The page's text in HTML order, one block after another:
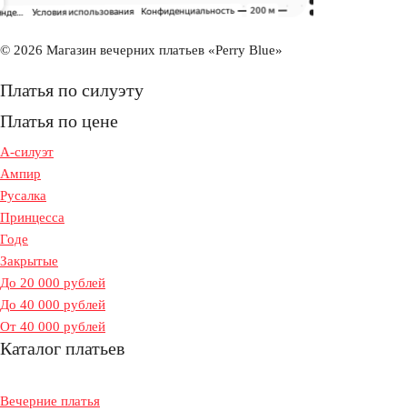
© 2026 Магазин вечерних платьев «Perry Blue»
Платья по силуэту
Платья по цене
А-силуэт
Ампир
Русалка
Принцесса
Годе
Закрытые
До 20 000 рублей
До 40 000 рублей
От 40 000 рублей
Каталог платьев
Вечерние платья